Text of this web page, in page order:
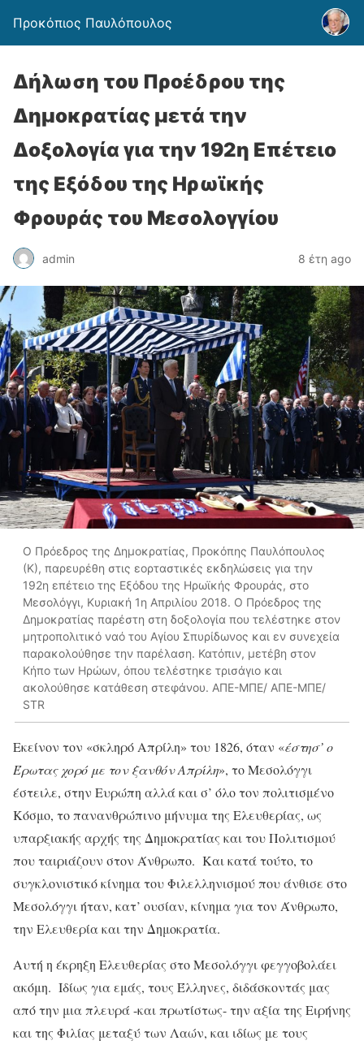
Προκόπιος Παυλόπουλος
Δήλωση του Προέδρου της
Δημοκρατίας μετά την
Δοξολογία για την 192η Επέτειο
της Εξόδου της Ηρωϊκής
Φρουράς του Μεσολογγίου
admin 8 έτη ago
Ο Πρόεδρος της Δημοκρατίας, Προκόπης Παυλόπουλος
(Κ), παρευρέθη στις εορταστικές εκδηλώσεις για την
192η επέτειο της Εξόδου της Ηρωϊκής Φρουράς, στο
Μεσολόγγι, Κυριακή 1η Απριλίου 2018. Ο Πρόεδρος της
Δημοκρατίας παρέστη στη δοξολογία που τελέστηκε στον
μητροπολιτικό ναό του Αγίου Σπυρίδωνος και εν συνεχεία
παρακολούθησε την παρέλαση. Κατόπιν, μετέβη στον
Κήπο των Ηρώων, όπου τελέστηκε τρισάγιο και
ακολούθησε κατάθεση στεφάνου. ΑΠΕ-ΜΠΕ/ ΑΠΕ-ΜΠΕ/
STR
Εκείνον τον «σκληρό Απρίλη» του 1826, όταν «έστησ’ ο
Έρωτας χορό με τον ξανθόν Απρίλη», το Μεσολόγγι
έστειλε, στην Ευρώπη αλλά και σ’ όλο τον πολιτισμένο
Κόσμο, το πανανθρώπινο μήνυμα της Ελευθερίας, ως
υπαρξιακής αρχής της Δημοκρατίας και του Πολιτισμού
που ταιριάζουν στον Άνθρωπο. Και κατά τούτο, το
συγκλονιστικό κίνημα του Φιλελληνισμού που άνθισε στο
Μεσολόγγι ήταν, κατ’ ουσίαν, κίνημα για τον Άνθρωπο,
την Ελευθερία και την Δημοκρατία.
Αυτή η έκρηξη Ελευθερίας στο Μεσολόγγι φεγγοβολάει
ακόμη. Ιδίως για εμάς, τους Έλληνες, διδάσκοντάς μας
από την μια πλευρά -και πρωτίστως- την αξία της Ειρήνης
και της Φιλίας μεταξύ των Λαών, και ιδίως με τους